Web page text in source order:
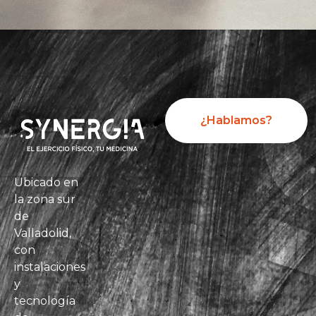
Ubicado en
la zona sur
de
Valladolid,
con
instalaciones
y
tecnología
¿Hablamos?